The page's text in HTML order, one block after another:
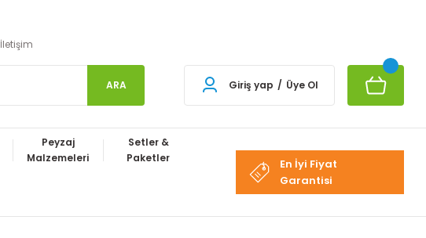
İletişim
ARA Giriş yap / Üye Ol
Peyzaj
Malzemeleri
Setler &
Paketler
En İyi Fiyat
Garantisi